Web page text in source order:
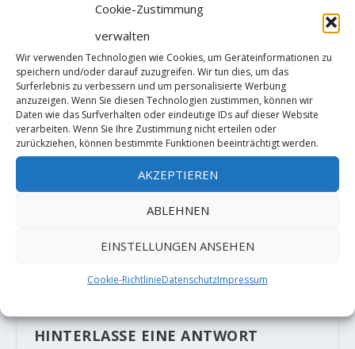
Cookie-Zustimmung
verwalten
Wir verwenden Technologien wie Cookies, um Geräteinformationen zu
speichern und/oder darauf zuzugreifen. Wir tun dies, um das
Surferlebnis zu verbessern und um personalisierte Werbung
anzuzeigen. Wenn Sie diesen Technologien zustimmen, können wir
Daten wie das Surfverhalten oder eindeutige IDs auf dieser Website
verarbeiten. Wenn Sie Ihre Zustimmung nicht erteilen oder
zurückziehen, können bestimmte Funktionen beeinträchtigt werden.
AKZEPTIEREN
ABLEHNEN
EINSTELLUNGEN ANSEHEN
Cookie-RichtlinieDatenschutzImpressum
Frankenklassiker „Unplugged“ (9a)
HINTERLASSE EINE ANTWORT